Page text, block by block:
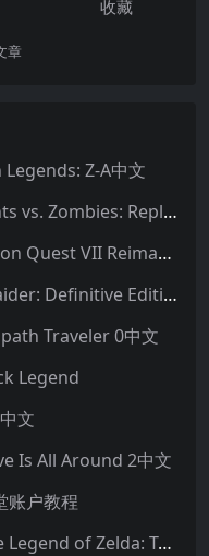
收藏
章
Z-A中文
植物大战僵尸：重植版|Plants vs. Zombies: Replanted中文
勇者斗恶龙7：重制版|Dragon Quest VII Reimagined中文
古墓丽影：决定版|Tomb Raider: Definitive Edition中文
Traveler 0中文
Legend
文
Is All Around 2中文
账户教程
塞尔达传说：王国之泪|The Legend of Zelda: Tears of the Kingdom中文